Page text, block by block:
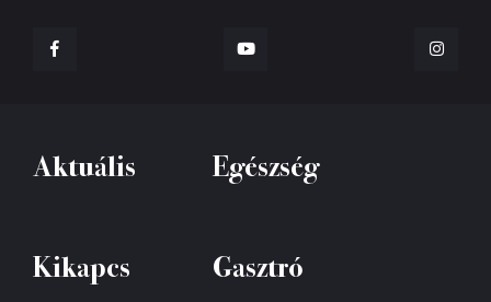
Aktuális Egészség
Kikapcs Gasztró